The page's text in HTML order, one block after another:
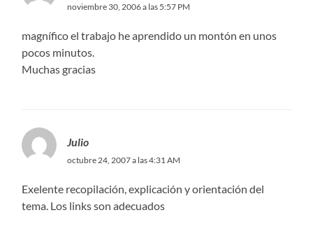
noviembre 30, 2006 a las 5:57 PM
magnífico el trabajo he aprendido un montón en unos
pocos minutos.
Muchas gracias
Julio
octubre 24, 2007 a las 4:31 AM
Exelente recopilación, explicación y orientación del
tema. Los links son adecuados